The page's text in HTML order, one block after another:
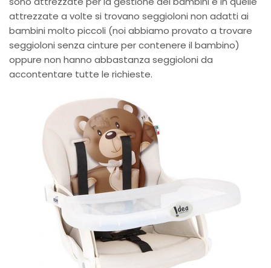
attrezzate a volte si trovano seggioloni non adatti ai
bambini molto piccoli (noi abbiamo provato a trovare
seggioloni senza cinture per contenere il bambino)
oppure non hanno abbastanza seggioloni da
accontentare tutte le richieste.